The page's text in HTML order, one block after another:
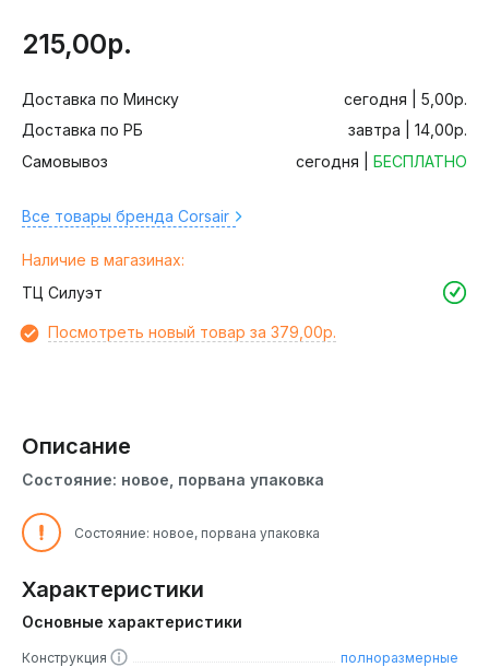
215,00р.
Доставка по Минску
сегодня | 5,00р.
Доставка по РБ
завтра | 14,00р.
Самовывоз
сегодня | БЕСПЛАТНО
Все товары бренда Corsair
Наличие в магазинах:
ТЦ Силуэт
Посмотреть новый товар за 379,00р.
Описание
Состояние: новое, порвана упаковка
Состояние: новое, порвана упаковка
Характеристики
Основные характеристики
Конструкция полноразмерные